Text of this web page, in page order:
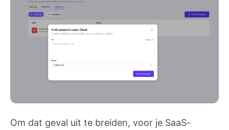
Om dat geval uit te breiden, voor je SaaS-